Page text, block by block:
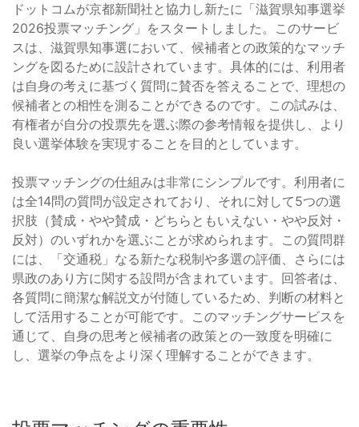
ドットコムが京都新聞社と協力し新たに「滋賀県知事選挙
2026投票マッチング」をスタートしました。このサービ
スは、滋賀県知事選において、候補者との政策的なマッチ
ングを図るために設計されています。具体的には、利用者
は自身の考えに基づく質問に賛否を答えることで、理想の
候補者との相性を測ることができるのです。この試みは、
有権者が自分の投票先を選ぶ際の参考情報を提供し、より
良い選挙体験を実現することを目的としています。
投票マッチングの仕組みは非常にシンプルです。利用者に
は全14問の質問が設定されており、それに対して5つの選
択肢（賛成・やや賛成・どちらともいえない・やや反対・
反対）のいずれかを選ぶことが求められます。この質問群
には、「交通税」なる新たな税制や多選の評価、さらには
県政のあり方に関する設問が含まれています。回答者は、
各質問に簡潔な解説文が付随しているため、判断の材料と
して活用することが可能です。このマッチングサービスを
通じて、自身の思考と候補者の政策との一致度を明確に
し、選挙の争点をより深く理解することができます。